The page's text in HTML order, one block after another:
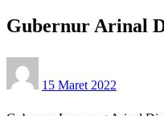
Gubernur Arinal
on
15 Maret 2022